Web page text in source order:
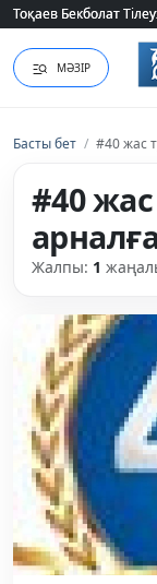
Тоқаев Бекболат
Тоқаев Бекболат
МӘЗІР
Басты бет / #40 жас
#40 жас
Жалпы: 1